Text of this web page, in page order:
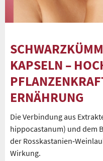
KAPSELN –
ERNÄHRUNG
Die Verbindung aus
hippocastanum) und dem
der
Wirkung.